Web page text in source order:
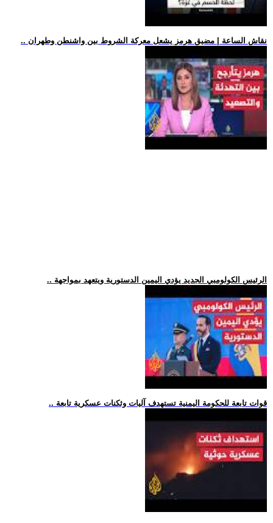
.. نقاش الساعة | مضيق هرمز يشعل معركة الشروط بين واشنطن وطهران
.. الرئيس الكولومبي الجديد يؤدي اليمين الدستورية ويتعهد بمواجهة
.. قوات تابعة للحكومة اليمنية تستهدف آليات وثكنات عسكرية تابعة